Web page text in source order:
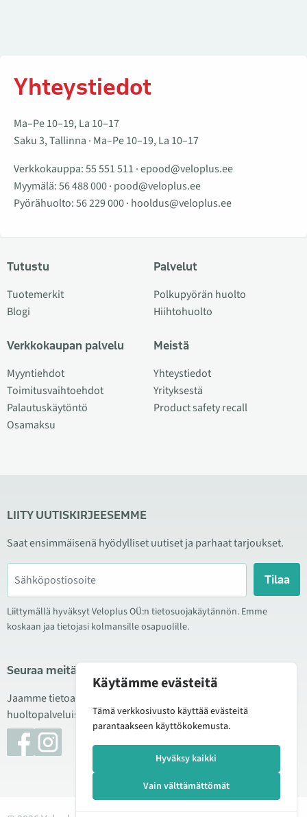
Yhteystiedot
Ma–Pe 10–19, La 10–17
Saku 3, Tallinna · Ma–Pe 10–19, La 10–17
Verkkokauppa:55 551 511 ·epood@veloplus.ee
Myymälä:56 488 000· pood@veloplus.ee
Pyörähuolto:56 229 000· hooldus@veloplus.ee
Tutustu
Tuotemerkit
Blogi
Verkkokaupan palvelu
Myyntiehdot
Toimitusvaihtoehdot
Palautuskäytöntö
Osamaksu
Palvelut
Polkupyörän huolto
Hiihtohuolto
Meistä
Yhteystiedot
Yrityksestä
Product safety recall
LIITY UUTISKIRJEESEMME
Saat ensimmäisenä hyödylliset uutiset ja parhaat tarjoukset.
Tilaa
Liittymällä hyväksyt Veloplus OÜ:n tietosuojakäytännön. Emme
koskaan jaa tietojasi kolmansille osapuolille.
Seuraa meitä sosiaalisessa mediassa
Jaamme tietoa hyvistä tarjouksista, uusista tuotteista ja
huoltopalveluista. Joskus julkaisemme myös tuote-esittelyjä.
Käytämme evästeitä
Tämä verkkosivusto käyttää evästeitä
parantaakseen käyttökokemusta.
Hyväksy kaikki
Vain välttämättömät